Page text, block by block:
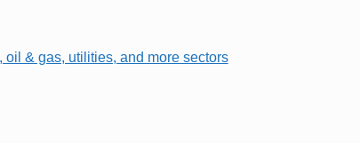
oil & gas, utilities, and more sectors